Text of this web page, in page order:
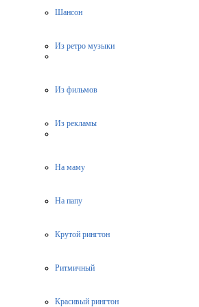
Шансон
Из ретро музыки
Из фильмов
Из рекламы
На маму
На папу
Крутой рингтон
Ритмичный
Красивый рингтон